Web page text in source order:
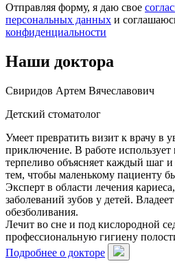
Отправляя форму, я даю свое
персональных данных и
конфиденциальности
Наши доктора
Свиридов Артем Вячеславович
Детский стоматолог
Умеет превратить визит к врачу в
приключение. В работе использует
терпеливо объясняет каждый шаг и
тем, чтобы маленькому пациенту
Эксперт в области лечения
заболеваний зубов у детей.
обезболивания.
Лечит во сне и под кислородной
профессиональную гигиену
Подробнее о докторе